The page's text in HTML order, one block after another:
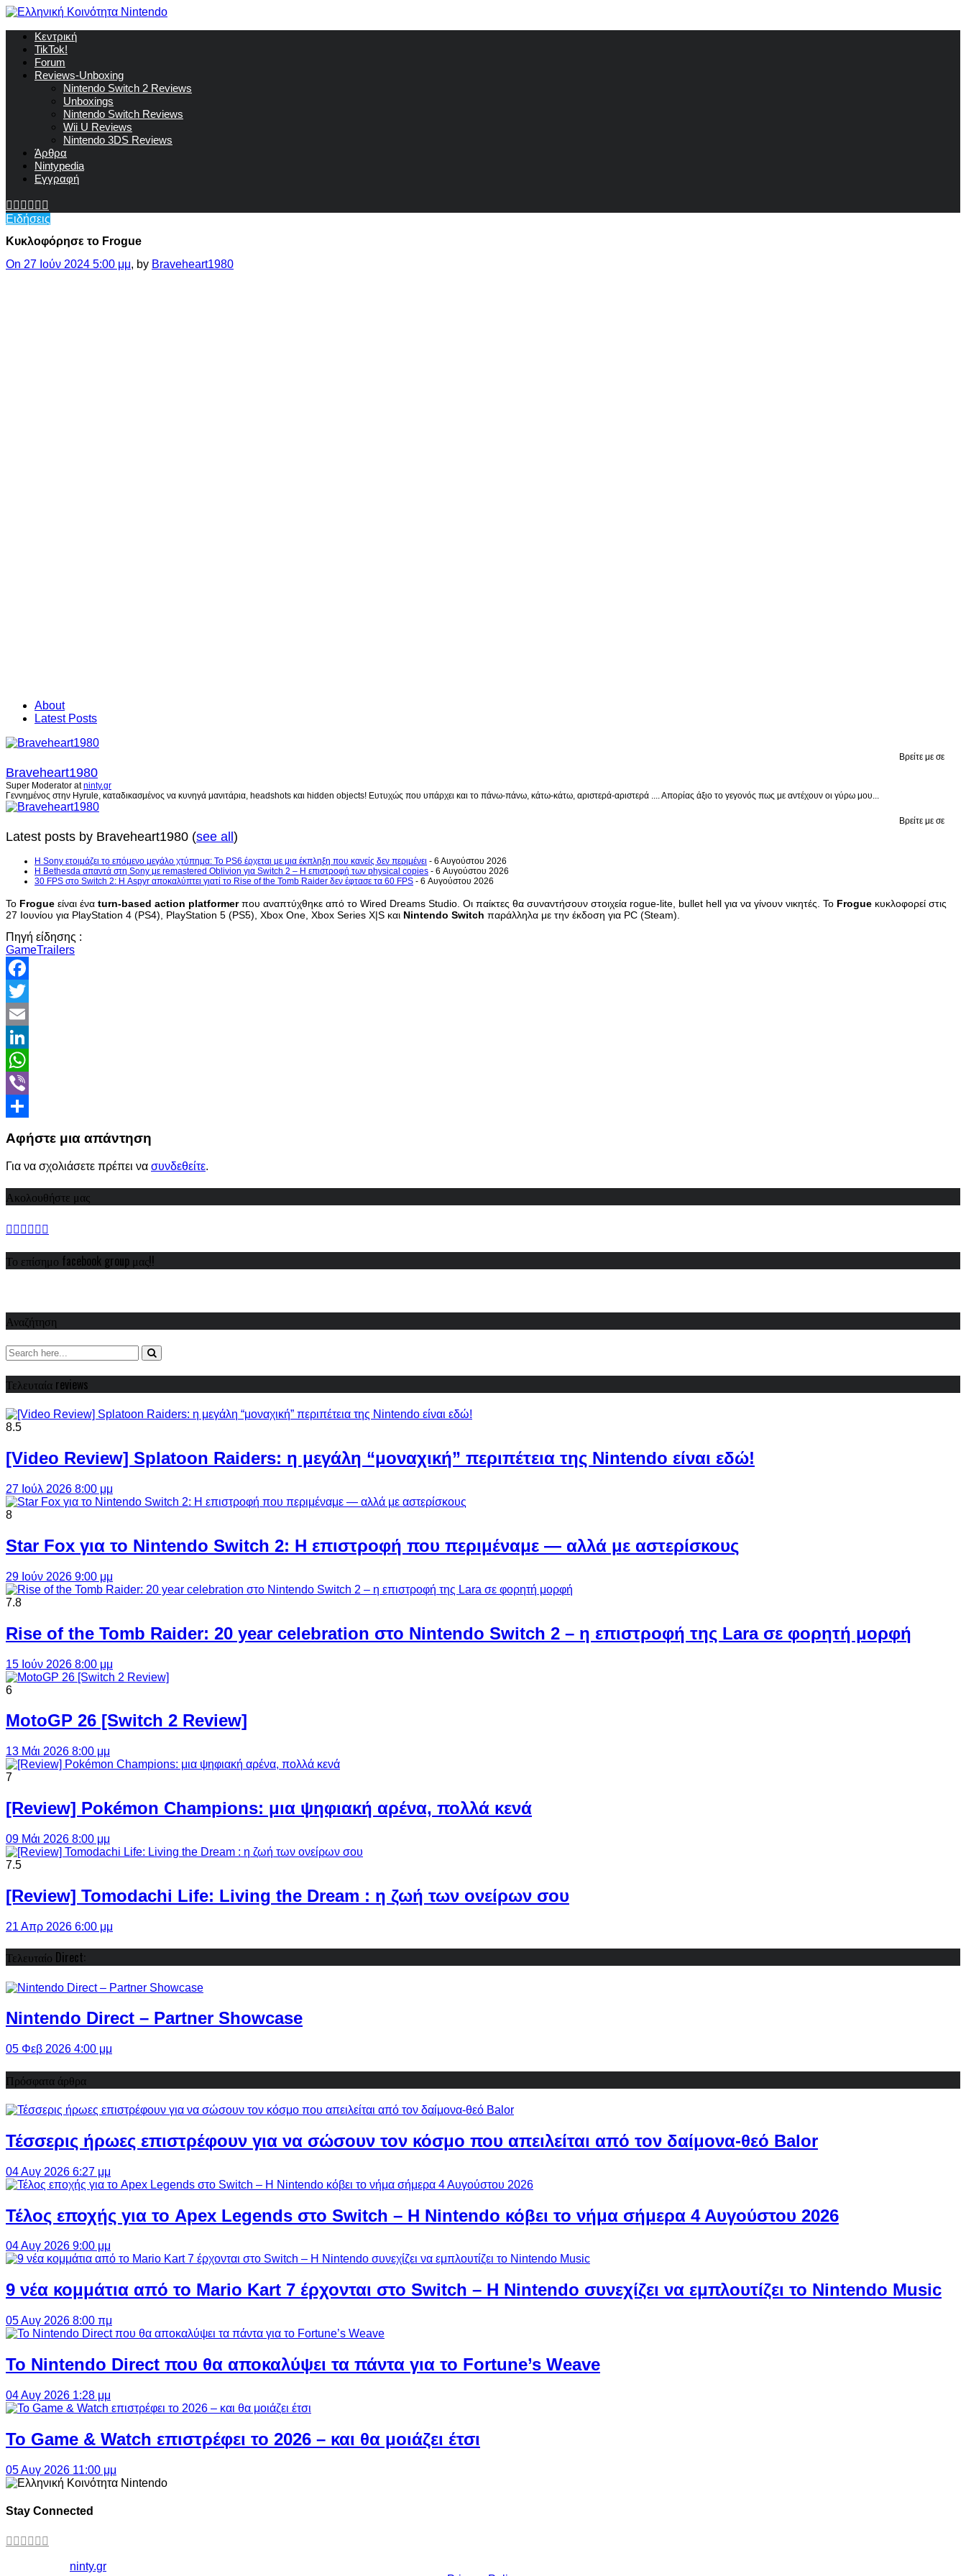
Κεντρική
TikTok!
Forum
Reviews-Unboxing
Nintendo Switch 2 Reviews
Unboxings
Nintendo Switch Reviews
Wii U Reviews
Nintendo 3DS Reviews
Άρθρα
Nintypedia
Εγγραφή
Ειδήσεις
Κυκλοφόρησε το Frogue
On 27 Ιούν 2024 5:00 μμ, by Braveheart1980
About
Latest Posts
Βρείτε με σε
Braveheart1980
Super Moderator atninty.gr
Γεννημένος στην Hyrule, καταδικασμένος να κυνηγά μανιτάρια, headshots και hidden objects! Ευτυχώς που υπάρχει και το πάνω-πάνω, κάτω-κάτω, αριστερά-αριστερά .... Απορίας άξιο το γεγονός πως με αντέχουν οι γύρω μου...
Βρείτε με σε
Latest posts by Braveheart1980 (see all)
Η Sony ετοιμάζει το επόμενο μεγάλο χτύπημα: Το PS6 έρχεται με μια έκπληξη που κανείς δεν περιμένει - 6 Αυγούστου 2026
Η Bethesda απαντά στη Sony με remastered Oblivion για Switch 2 – Η επιστροφή των physical copies - 6 Αυγούστου 2026
30 FPS στο Switch 2: Η Aspyr αποκαλύπτει γιατί το Rise of the Tomb Raider δεν έφτασε τα 60 FPS - 6 Αυγούστου 2026
Το Frogue είναι ένα turn-based action platformerπου αναπτύχθηκε από το Wired Dreams Studio. Οι παίκτες θα συναντήσουν στοιχεία rogue-lite, bullet hell για να γίνουν νικητές. Το Frogue κυκλοφορεί στις
27 Ιουνίου για PlayStation 4 (PS4), PlayStation 5 (PS5), Xbox One, Xbox Series X|S και Nintendo Switch παράλληλα με την έκδοση για PC (Steam).
Πηγή είδησης :
GameTrailers
Facebook
Twitter
Email
LinkedIn
WhatsApp
Viber
Αφήστε μια απάντηση
Για να σχολιάσετε πρέπει να συνδεθείτε.
Ακολουθήστε μας
Το επίσημο facebook group μας!!
Αναζήτηση
Τελευταία reviews
8.5
[Video Review] Splatoon Raiders: η μεγάλη “μοναχική” περιπέτεια της Nintendo είναι εδώ!
27 Ιούλ 2026 8:00 μμ
8
Star Fox για το Nintendo Switch 2: Η επιστροφή που περιμέναμε — αλλά με αστερίσκους
29 Ιούν 2026 9:00 μμ
7.8
Rise of the Tomb Raider: 20 year celebration στο Nintendo Switch 2 – η επιστροφή της Lara σε φορητή μορφή
15 Ιούν 2026 8:00 μμ
6
MotoGP 26 [Switch 2 Review]
13 Μάι 2026 8:00 μμ
7
[Review] Pokémon Champions: μια ψηφιακή αρένα, πολλά κενά
09 Μάι 2026 8:00 μμ
7.5
[Review] Tomodachi Life: Living the Dream : η ζωή των ονείρων σου
21 Απρ 2026 6:00 μμ
Τελευταίο Direct:
Nintendo Direct – Partner Showcase
05 Φεβ 2026 4:00 μμ
Πρόσφατα άρθρα
Τέσσερις ήρωες επιστρέφουν για να σώσουν τον κόσμο που απειλείται από τον δαίμονα-θεό Balor
04 Αυγ 2026 6:27 μμ
Τέλος εποχής για το Apex Legends στο Switch – Η Nintendo κόβει το νήμα σήμερα 4 Αυγούστου 2026
04 Αυγ 2026 9:00 μμ
9 νέα κομμάτια από το Mario Kart 7 έρχονται στο Switch – Η Nintendo συνεχίζει να εμπλουτίζει το Nintendo Music
05 Αυγ 2026 8:00 πμ
Το Nintendo Direct που θα αποκαλύψει τα πάντα για το Fortune’s Weave
04 Αυγ 2026 1:28 μμ
Το Game & Watch επιστρέφει το 2026 – και θα μοιάζει έτσι
05 Αυγ 2026 11:00 μμ
Stay Connected
ninty.gr